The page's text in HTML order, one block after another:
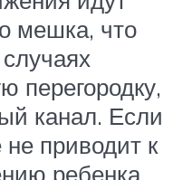
мешка, что
перегородку,
канал. Если
приводит к
ребенка,